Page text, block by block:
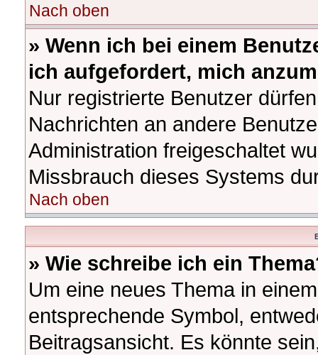
Nach oben
» Wenn ich bei einem
ich aufgefordert, mich
Nur registrierte Benutzer
Nachrichten an andere
Administration freigeschaltet
Missbrauch dieses Systems
Nach oben
» Wie schreibe ich ein
Um eine neues Thema in
entsprechende Symbol,
Beitragsansicht. Es könnte